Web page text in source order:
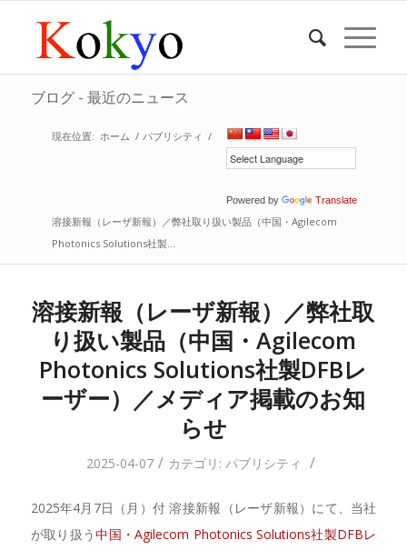
ブログ - 最近のニュース
Powered by Translate
現在位置: ホーム / パブリシティ /
溶接新報（レーザ新報）／弊社取り扱い製品（中国・Agilecom
Photonics Solutions社製...
溶接新報（レーザ新報）／弊社取
り扱い製品（中国・Agilecom
Photonics Solutions社製DFBレ
ーザー）／メディア掲載のお知
らせ
2025-04-07 / カテゴリ:パブリシティ /
2025年4月7日（月）付 溶接新報（レーザ新報）にて、当社
が取り扱う中国・Agilecom Photonics Solutions社製DFBレ